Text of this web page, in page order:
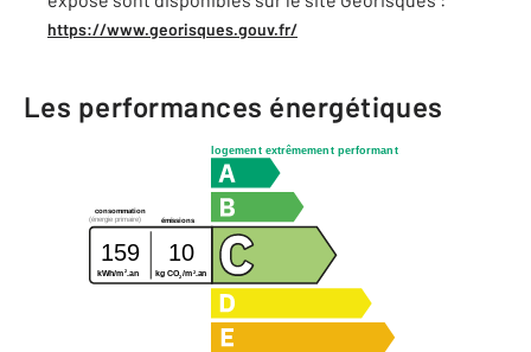
https://www.georisques.gouv.fr/
Les performances énergétiques
logement extrêmement performant
consommation
émissions
(énergie primaire)
159 10
kWh/m 2 .an kg CO2/m2.an